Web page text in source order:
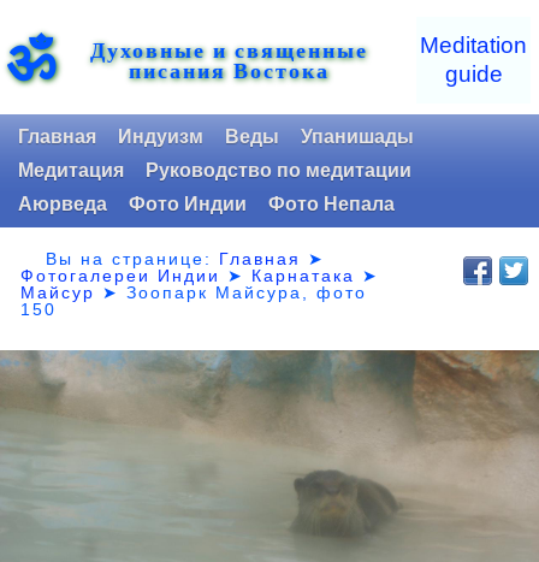
ॐ Духовные и священные
писания Востока
Meditation
guide
Главная Индуизм Веды
Упанишады
Медитация
Руководство по медитации
Аюрведа
Фото Индии Фото Непала
Вы на странице: Главная
➤
Фотогалереи Индии
➤ Карнатака
➤
Майсур ➤Зоопарк Майсура, фото
150